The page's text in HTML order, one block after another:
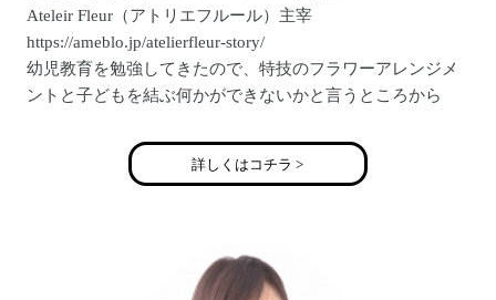
Ateleir Fleur（アトリエフルール）主宰
https://ameblo.jp/atelierfleur-story/
幼児教育を勉強してきたので、特技のフラワーアレンジメ
ントと子どもを結ぶ何かができないかと言うところから
子どもにそしてママ（大人）たちにお花を通じて楽しさと
わくわくをお届け
詳しくはコチラ >